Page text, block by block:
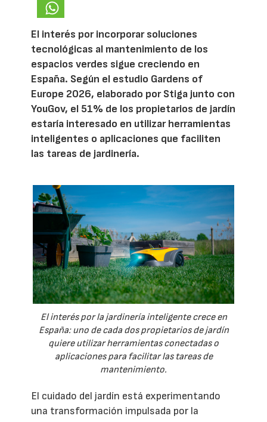
El interés por incorporar soluciones
tecnológicas al mantenimiento de los
espacios verdes sigue creciendo en
España. Según el estudio Gardens of
Europe 2026, elaborado por Stiga junto con
YouGov, el 51% de los propietarios de jardín
estaría interesado en utilizar herramientas
inteligentes o aplicaciones que faciliten
las tareas de jardinería.
El interés por la jardinería inteligente crece en
España: uno de cada dos propietarios de jardín
quiere utilizar herramientas conectadas o
aplicaciones para facilitar las tareas de
mantenimiento.
El cuidado del jardín está experimentando
una transformación impulsada por la